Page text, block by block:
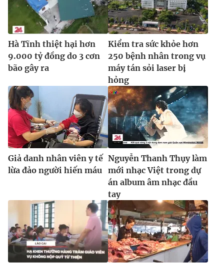
Hà Tĩnh thiệt hại hơn
9.000 tỷ đồng do 3 cơn
bão gây ra
Kiểm tra sức khỏe hơn
250 bệnh nhân trong vụ
máy tán sỏi laser bị
hỏng
Giả danh nhân viên y tế
lừa đảo người hiến máu
Nguyễn Thanh Thụy làm
mới nhạc Việt trong dự
án album âm nhạc đầu
tay